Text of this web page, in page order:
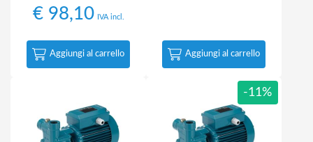
€98,10 IVA incl.
Aggiungi al carrello Aggiungi al carrello
-11%